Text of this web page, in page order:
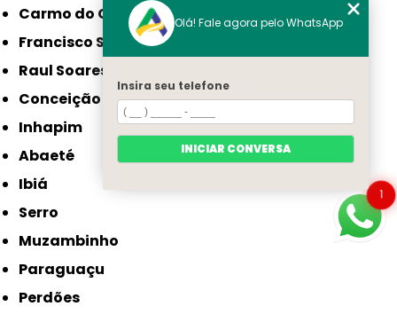
Carmo do Cajuru
Francisco Sá
Raul Soares
Conceição do Mato Dentro
Inhapim
Abaeté
Ibiá
Serro
Muzambinho
Paraguaçu
Perdões
1
Olá! Fale agora pelo WhatsApp
Insira seu telefone
INICIAR CONVERSA